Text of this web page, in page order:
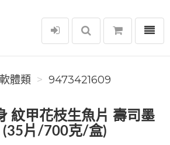
選單
體類 9473421609
紋甲花枝生魚片 壽司墨
(35片/700克/盒)